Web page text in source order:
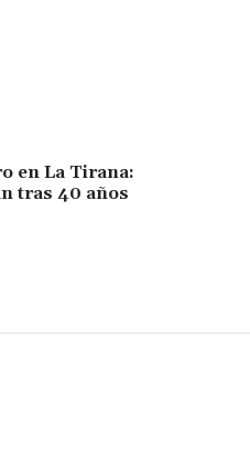
en La Tirana:
tras 40 años